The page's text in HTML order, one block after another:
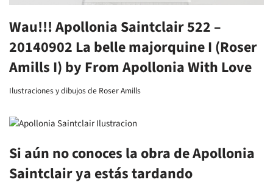
Wau!!! Apollonia Saintclair 522 –
20140902 La belle majorquine I (Roser
Amills I) by From Apollonia With Love
Ilustraciones y dibujos de Roser Amills
Si aún no conoces la obra de Apollonia
Saintclair ya estás tardando